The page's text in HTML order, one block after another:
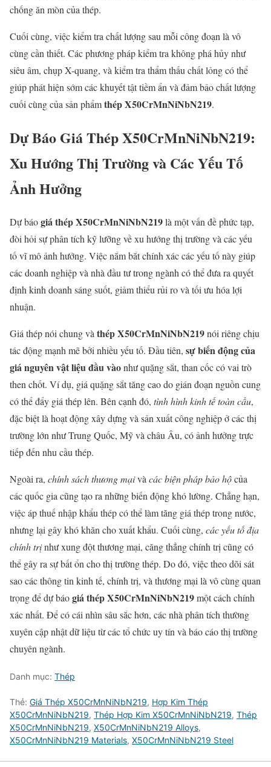
chống ăn mòn của thép.
Cuối cùng, việc kiểm tra chất lượng sau mỗi công đoạn là vô
cùng cần thiết. Các phương pháp kiểm tra không phá hủy như
siêu âm, chụp X-quang, và kiểm tra thẩm thấu chất lỏng có thể
giúp phát hiện sớm các khuyết tật tiềm ẩn và đảm bảo chất lượng
cuối cùng của sản phẩmthép X50CrMnNiNbN219.
Dự Báo Giá Thép X50CrMnNiNbN219:
Xu Hướng Thị Trường và Các Yếu Tố
Ảnh Hưởng
Dự báogiá thép X50CrMnNiNbN219là một vấn đề phức tạp,
đòi hỏi sự phân tích kỹ lưỡng về xu hướng thị trường và các yếu
tố vĩ mô ảnh hưởng. Việc nắm bắt chính xác các yếu tố này giúp
các doanh nghiệp và nhà đầu tư trong ngành có thể đưa ra quyết
định kinh doanh sáng suốt, giảm thiểu rủi ro và tối ưu hóa lợi
nhuận.
Giá thép nói chung và thép X50CrMnNiNbN219nói riêng chịu
tác động mạnh mẽ bởi nhiều yếu tố. Đầu tiên, sự biến động của
giá nguyên vật liệu đầu vàonhư quặng sắt, than cốc có vai trò
then chốt. Ví dụ, giá quặng sắt tăng cao do gián đoạn nguồn cung
có thể đẩy giá thép lên. Bên cạnh đó, tình hình kinh tế toàn cầu,
đặc biệt là hoạt động xây dựng và sản xuất công nghiệp ở các thị
trường lớn như Trung Quốc, Mỹ và châu Âu, có ảnh hưởng trực
tiếp đến nhu cầu thép.
Ngoài ra, chính sách thương mạivà các biện pháp bảo hộcủa
các quốc gia cũng tạo ra những biến động khó lường. Chẳng hạn,
việc áp thuế nhập khẩu thép có thể làm tăng giá thép trong nước,
nhưng lại gây khó khăn cho xuất khẩu. Cuối cùng, các yếu tố địa
chính trịnhư xung đột thương mại, căng thẳng chính trị cũng có
thể gây ra sự bất ổn cho thị trường thép. Do đó, việc theo dõi sát
sao các thông tin kinh tế, chính trị, và thương mại là vô cùng quan
trọng để dự báogiá thép X50CrMnNiNbN219một cách chính
xác nhất. Để có cái nhìn sâu sắc hơn, các nhà phân tích thường
xuyên cập nhật dữ liệu từ các tổ chức uy tín và báo cáo thị trường
chuyên ngành.
Danh mục: Thép
Thẻ: Giá Thép X50CrMnNiNbN219, Hợp Kim Thép
X50CrMnNiNbN219, Thép Hợp Kim X50CrMnNiNbN219, Thép
X50CrMnNiNbN219, X50CrMnNiNbN219 Alloys,
X50CrMnNiNbN219 Materials, X50CrMnNiNbN219 Steel